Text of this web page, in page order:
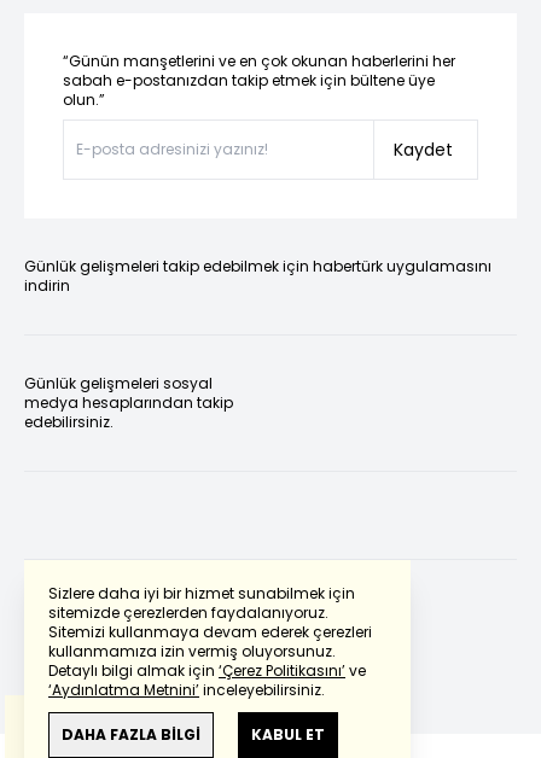
Sizlere daha iyi bir hizmet sunabilmek için
sitemizde çerezlerden faydalanıyoruz.
Sitemizi kullanmaya devam ederek çerezleri
kullanmamıza izin vermiş oluyorsunuz.
Detaylı bilgi almak için ‘Çerez Politikasını’ve
‘Aydınlatma Metnini’inceleyebilirsiniz.
DAHA FAZLA BİLGİ KABUL ET
“Günün manşetlerini ve en çok okunan haberlerini her
sabah e-postanızdan takip etmek için bültene üye
olun.”
Kaydet
Günlük gelişmeleri takip edebilmek için habertürk uygulamasını
indirin
Günlük gelişmeleri sosyal
medya hesaplarından takip
edebilirsiniz.
Powered by Translate
Bu çevirideGoogle Transletekullanılmıştır.
Anlam ve çeviri hatalarından
haberturk.com
sorumlu değildir.